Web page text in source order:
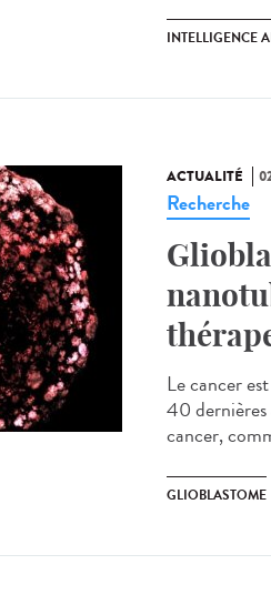
INTELLIGENCE
ACTUALITÉ
Recherche
Le cancer
40 dernières
cancer,
GLIOBLASTOME